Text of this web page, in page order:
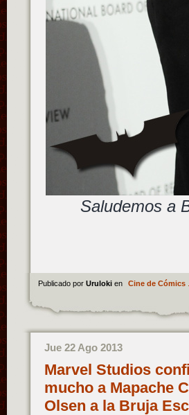
Saludemos a
Publicado por Uruloki en Cine de Cómics.
Jue 22 Ago 2013
Marvel Studios
mucho a Mapache
Olsen a la Bruja